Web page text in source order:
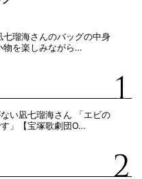
七瑠海さんのバッグの中身
物を楽しみながら…
い凪七瑠海さん 「エビの
」【宝塚歌劇団O…